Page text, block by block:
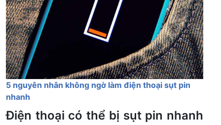
5 nguyên nhân không ngờ làm điện thoại sụt pin
nhanh
Điện thoại có thể bị sụt pin nhanh